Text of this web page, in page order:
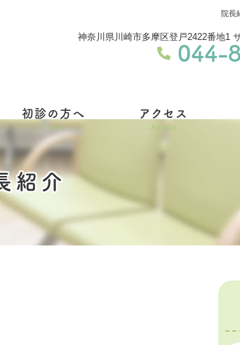
院長
神奈川県川崎市多摩区登戸2422番地1
044-
初診の方へ
First
アクセス
Access
紹介